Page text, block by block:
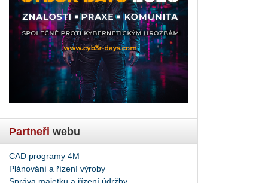
Partneři webu
CAD programy 4M
Plánování a řízení výroby
Správa majetku a řízení údržby